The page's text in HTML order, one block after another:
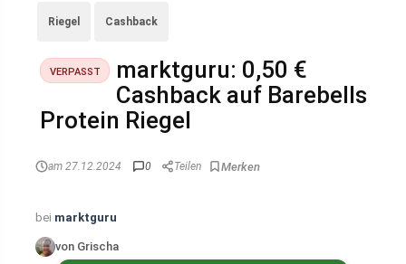
Riegel Cashback
VERPASST
marktguru: 0,50 €
Cashback auf Barebells
Protein Riegel
am 27.12.2024 0 Teilen
bei marktguru
von Grischa